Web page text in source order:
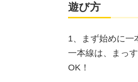
遊び方
1、まず始めに一
一本線は、まっ
OK！